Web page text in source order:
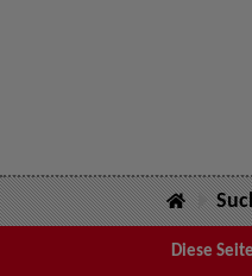
Diese Seite